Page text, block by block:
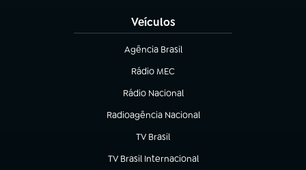
Veículos
Agência Brasil
(abre em nova aba)
Rádio MEC
(abre em nova aba)
Rádio Nacional
Radioagência Nacional
(abre em nova aba)
TV Brasil
(abre em nova aba)
TV Brasil Internacional
(abre em nova aba)